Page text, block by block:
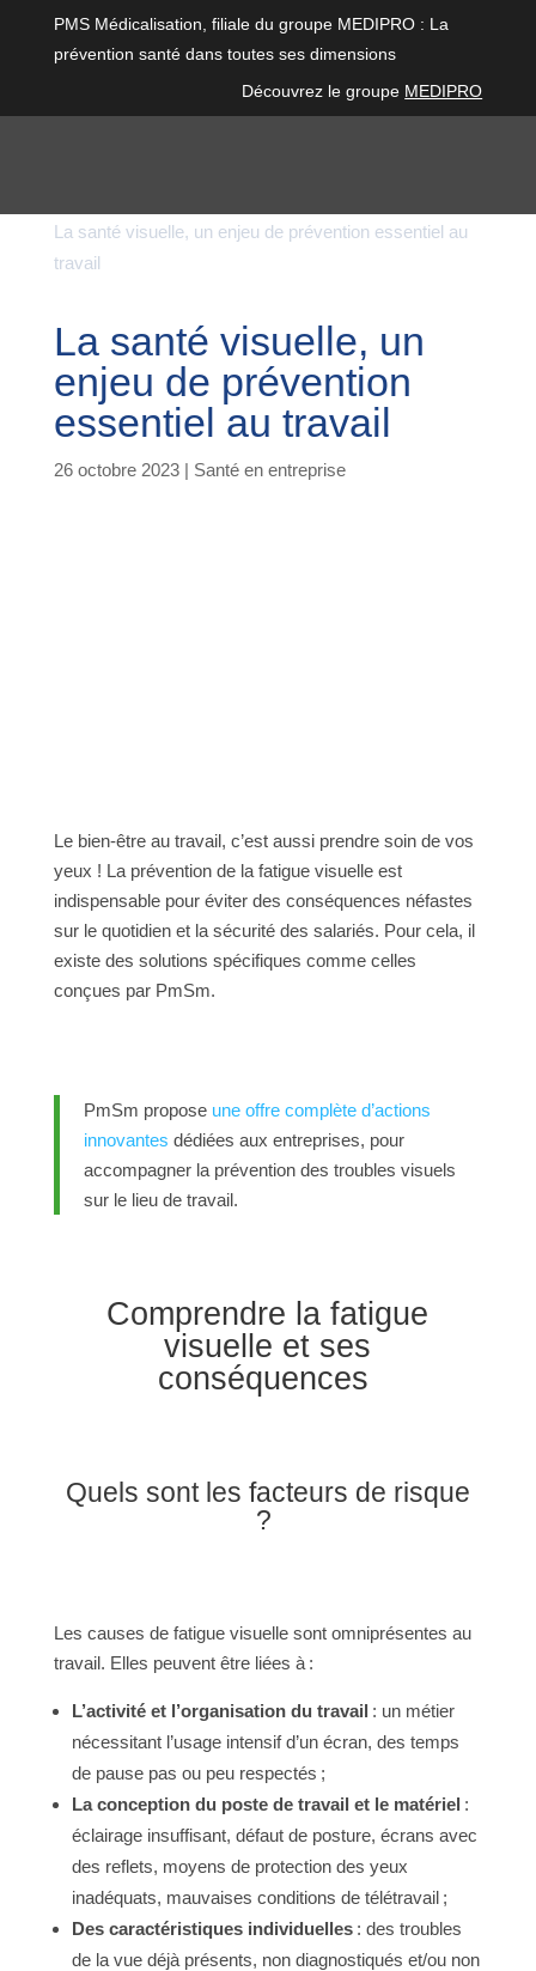
PMS Médicalisation, filiale du groupe MEDIPRO : La
prévention santé dans toutes ses dimensions
Découvrez le groupe MEDIPRO
La santé visuelle, un enjeu de prévention essentiel au
travail
La santé visuelle, un
enjeu de prévention
essentiel au travail
26 octobre 2023| Santé en entreprise
Le bien-être au travail, c’est aussi prendre soin de vos
yeux ! La prévention de la fatigue visuelle est
indispensable pour éviter des conséquences néfastes
sur le quotidien et la sécurité des salariés. Pour cela, il
existe des solutions spécifiques comme celles
conçues par PmSm.
PmSm propose une offre complète d’actions
innovantes dédiées aux entreprises, pour
accompagner la prévention des troubles visuels
sur le lieu de travail.
Comprendre la fatigue
visuelle et ses
conséquences
Quels sont les facteurs de risque
?
Les causes de fatigue visuelle sont omniprésentes au
travail. Elles peuvent être liées à :
L’activité et l’organisation du travail : un métier
nécessitant l’usage intensif d’un écran, des temps
de pause pas ou peu respectés ;
La conception du poste de travail et le matériel :
éclairage insuffisant, défaut de posture, écrans avec
des reflets, moyens de protection des yeux
inadéquats, mauvaises conditions de télétravail ;
Des caractéristiques individuelles: des troubles
de la vue déjà présents, non diagnostiqués et/ou non